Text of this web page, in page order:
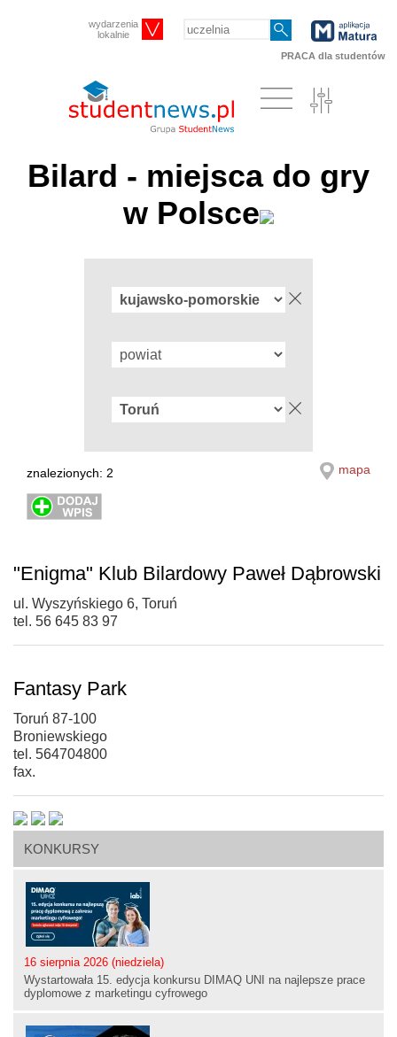
wydarzenia
lokalnie
PRACA dla studentów
KONKURSY
16 sierpnia 2026 (niedziela)
Wystartowała 15. edycja konkursu DIMAQ UNI na najlepsze prace
dyplomowe z marketingu cyfrowego
Bilard - miejsca do gry
w Polsce
znalezionych: 2 mapa
"Enigma" Klub Bilardowy Paweł Dąbrowski
ul. Wyszyńskiego 6, Toruń
tel. 56 645 83 97
Fantasy Park
Toruń 87-100
Broniewskiego
tel. 564704800
fax.